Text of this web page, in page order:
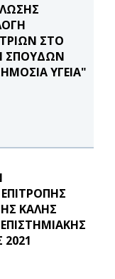
ΣΤΟ
ΣΠΟΥΔΩΝ
ΥΓΕΙΑ"
ΚΑΛΗΣ